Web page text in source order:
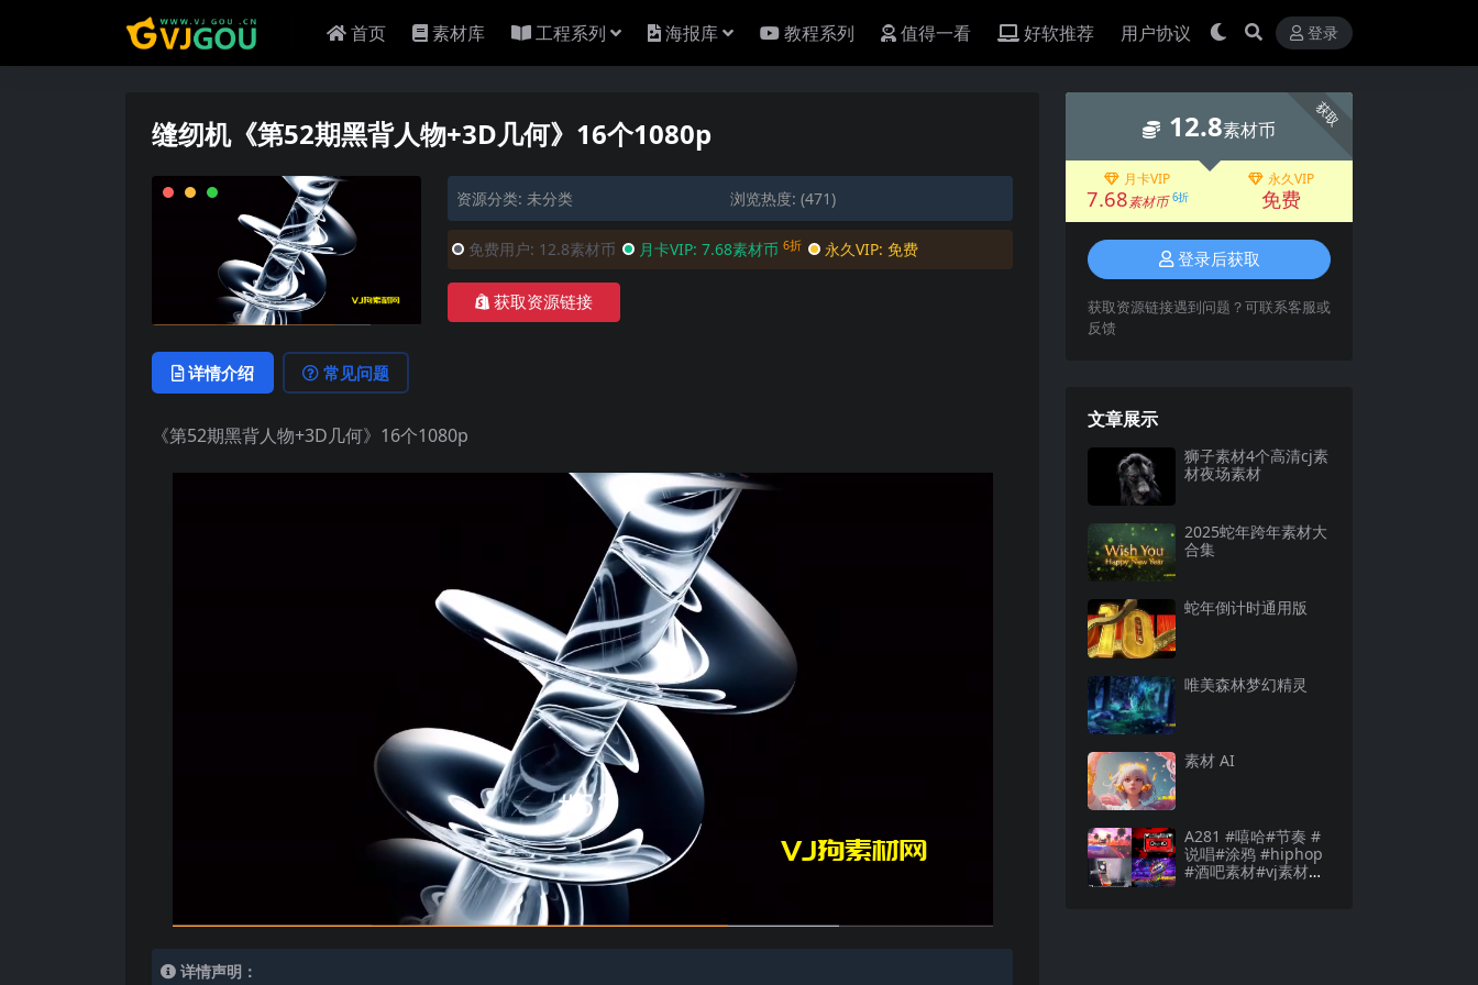
首页 素材库 工程系列 海报库 教程系列 值得一看 好软推荐 用户协议 登录
缝纫机《第52期黑背人物+3D几何》16个1080p
资源分类: 未分类 浏览热度: (471)
免费用户: 12.8素材币 月卡VIP: 7.68素材币 6折 永久VIP: 免费
获取资源链接
详情介绍 常见问题
《第52期黑背人物+3D几何》16个1080p
详情声明：
获取
12.8素材币
月卡VIP
7.68素材币 6折
永久VIP
免费
登录后获取
获取资源链接遇到问题？可联系客服或
反馈
文章展示
狮子素材4个高清cj素
材夜场素材
2025蛇年跨年素材大
合集
蛇年倒计时通用版
唯美森林梦幻精灵
素材 AI
A281 #嘻哈#节奏 #
说唱#涂鸦 #hiphop
#酒吧素材#vj素材酒